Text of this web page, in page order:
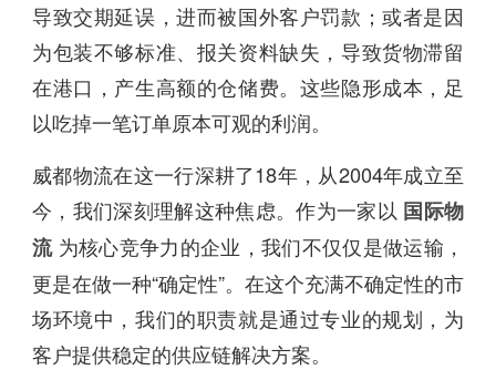
导致交期延误，进而被国外客户罚款；或者是因
为包装不够标准、报关资料缺失，导致货物滞留
在港口，产生高额的仓储费。这些隐形成本，足
以吃掉一笔订单原本可观的利润。
威都物流在这一行深耕了18年，从2004年成立至
今，我们深刻理解这种焦虑。作为一家以 国际物
流 为核心竞争力的企业，我们不仅仅是做运输，
更是在做一种“确定性”。在这个充满不确定性的市
场环境中，我们的职责就是通过专业的规划，为
客户提供稳定的供应链解决方案。